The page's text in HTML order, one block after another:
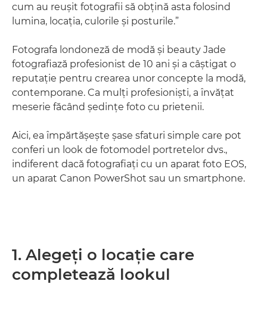
cum au reuşit fotografii să obţină asta folosind
lumina, locaţia, culorile şi posturile.”
Fotografa londoneză de modă şi beauty Jade
fotografiază profesionist de 10 ani şi a câştigat o
reputaţie pentru crearea unor concepte la modă,
contemporane. Ca mulţi profesionişti, a învăţat
meserie făcând şedinţe foto cu prietenii.
Aici, ea împărtăşeşte şase sfaturi simple care pot
conferi un look de fotomodel portretelor dvs.,
indiferent dacă fotografiaţi cu un aparat foto EOS,
un aparat Canon PowerShot sau un smartphone.
1. Alegeţi o locaţie care
completează lookul